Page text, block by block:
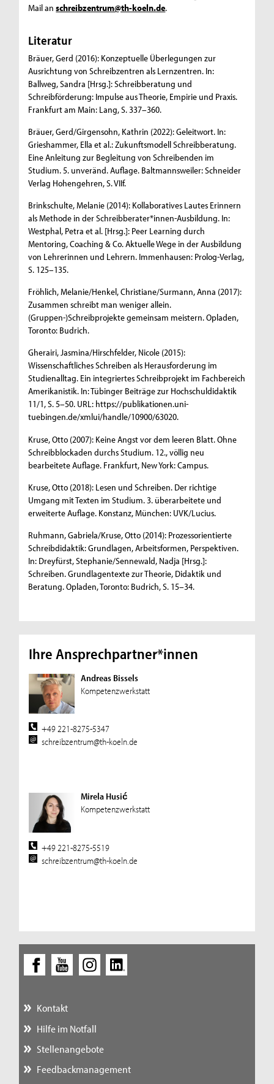
Mail anschreibzentrum@th-koeln.de.
Literatur
Bräuer, Gerd (2016): Konzeptuelle Überlegungen zur
Ausrichtung von Schreibzentren als Lernzentren. In:
Ballweg, Sandra [Hrsg.]: Schreibberatung und
Schreibförderung: Impulse aus Theorie, Empirie und Praxis.
Frankfurt am Main: Lang, S. 337–360.
Bräuer, Gerd/Girgensohn, Kathrin (2022): Geleitwort. In:
Grieshammer, Ella et al.: Zukunftsmodell Schreibberatung.
Eine Anleitung zur Begleitung von Schreibenden im
Studium. 5. unveränd. Auflage. Baltmannsweiler: Schneider
Verlag Hohengehren, S. VIIf.
Brinkschulte, Melanie (2014): Kollaboratives Lautes Erinnern
als Methode in der Schreibberater*innen-Ausbildung. In:
Westphal, Petra et al. [Hrsg.]: Peer Learning durch
Mentoring,Coaching & Co. Aktuelle Wege in der Ausbildung
von Lehrerinnen und Lehrern. Immenhausen: Prolog-Verlag,
S. 125–135.
Fröhlich, Melanie/Henkel, Christiane/Surmann, Anna (2017):
Zusammen schreibt man weniger allein.
(Gruppen-)Schreibprojekte gemeinsam meistern. Opladen,
Toronto: Budrich.
Gherairi, Jasmina/Hirschfelder, Nicole (2015):
Wissenschaftliches Schreiben als Herausforderung im
Studienalltag. Ein integriertes Schreibprojekt im Fachbereich
Amerikanistik. In: Tübinger Beiträge zur Hochschuldidaktik
11/1, S. 5–50. URL: https://publikationen.uni-
tuebingen.de/xmlui/handle/10900/63020.
Kruse, Otto (2007): Keine Angst vor dem leeren Blatt. Ohne
Schreibblockaden durchs Studium. 12., völlig neu
bearbeitete Auflage. Frankfurt, New York: Campus.
Kruse, Otto (2018): Lesen und Schreiben. Der richtige
Umgang mit Texten im Studium. 3. überarbeitete und
erweiterte Auflage. Konstanz, München: UVK/Lucius.
Ruhmann, Gabriela/Kruse, Otto (2014): Prozessorientierte
Schreibdidaktik: Grundlagen, Arbeitsformen, Perspektiven.
In: Dreyfürst, Stephanie/Sennewald, Nadja [Hrsg.]:
Schreiben. Grundlagentexte zur Theorie, Didaktik und
Beratung. Opladen, Toronto: Budrich, S. 15–34.
Ihre Ansprechpartner*innen
Andreas Bissels
Kompetenzwerkstatt
+49 221-8275-5347
schreibzentrum@th-koeln.de
Mirela Husić
Kompetenzwerkstatt
+49 221-8275-5519
schreibzentrum@th-koeln.de
Kontakt
Hilfe im Notfall
Stellenangebote
Feedbackmanagement